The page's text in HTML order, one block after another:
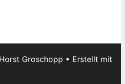
Groschopp • Erstellt mit